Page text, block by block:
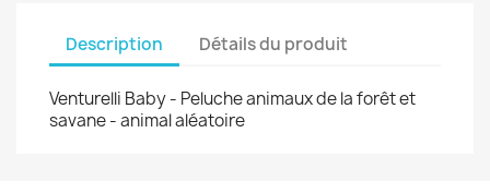
Description Détails du produit
Venturelli Baby - Peluche animaux de la forêt et
savane - animal aléatoire